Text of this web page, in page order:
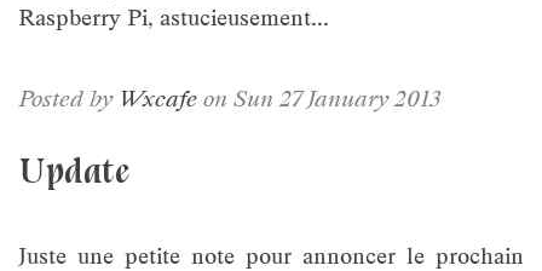
Raspberry Pi, astucieusement...
Posted by Wxcafe on Sun 27 January 2013
Update
Juste une petite note pour annoncer le prochain